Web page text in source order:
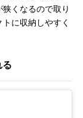
くなるので取り
に収納しやすく
る